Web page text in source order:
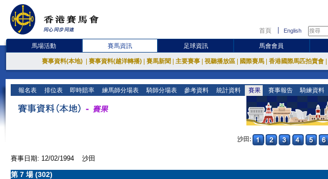
首頁 English
馬場活動 賽馬資訊 足球資訊 馬會會員
賽事資料(本地) 賽事資料(越洋轉播) 賽馬新聞 主要賽事 視聽播放區 國際賽馬 香港國際馬匹拍賣會
報名表 排位表 即時賠率 練馬師分場表 騎師分場表 參考資料 統計資料 賽果 賽事報告 騎練資料
沙田:
賽事日期: 12/02/1994 沙田
第 7 場 (302)